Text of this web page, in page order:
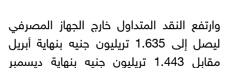
وارتفع النقد المتداول خارج الجهاز المصرفي
ليصل إلى 1.635 تريليون جنيه بنهاية أبريل
مقابل 1.443 تريليون جنيه بنهاية ديسمبر